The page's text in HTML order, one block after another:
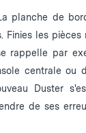
planche de
Finies les
rappelle par
centrale ou
Duster
de ses